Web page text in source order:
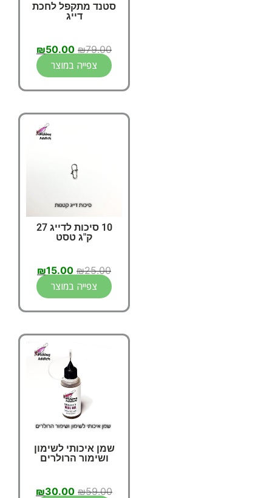
סטנד מתקפל לחכת
דייג
₪79.00
₪50.00
צפייה במוצר
10 סיכות לדייג 27
ק"ג טסט
₪25.00
₪15.00
צפייה במוצר
שמן איכותי לשימון
ושימור הרולרים
₪59.00
₪30.00